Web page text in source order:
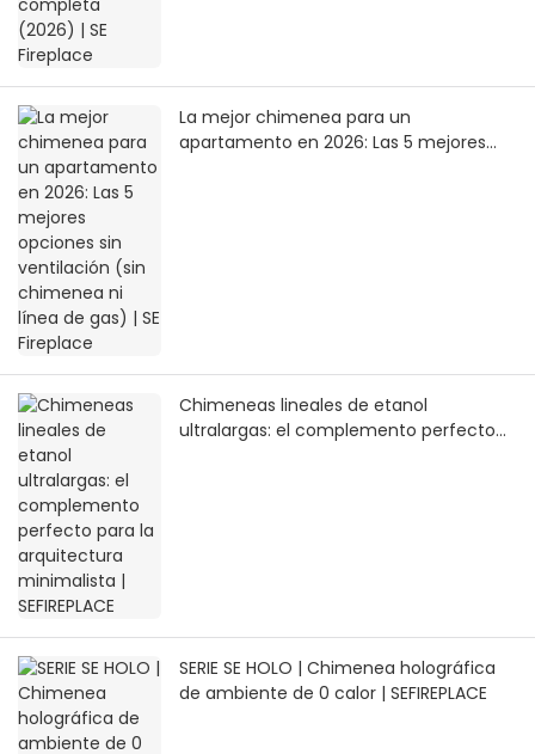
La mejor chimenea para un
apartamento en 2026: Las 5 mejores
Chimeneas lineales de etanol
ultralargas: el complemento perfecto
SERIE SE HOLO | Chimenea holográfica
de ambiente de 0 calor | SEFIREPLACE